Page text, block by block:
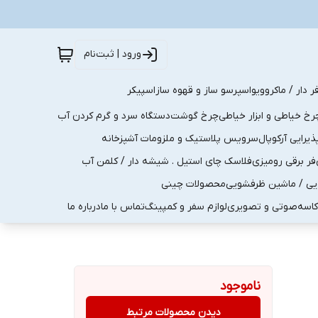
ورود | ثبت‌نام
دار / ماکروویواسپرسو ساز و قهوه سازاسپیکر
خیاطی و ابزار خیاطیچرخ گوشتدستگاه سرد و گرم کردن آب
آرکوپالسرویس پلاستیک و ملزومات آشپزخانه
فر برقی رومیزیفلاسک چای استیل . شیشه دار / کلمن آب
/ ماشین ظرفشوییمحصولات چینی
صوتی و تصویریلوازم سفر و کمپینگتماس با مادرباره ما
ناموجود
دیدن محصولات مرتبط